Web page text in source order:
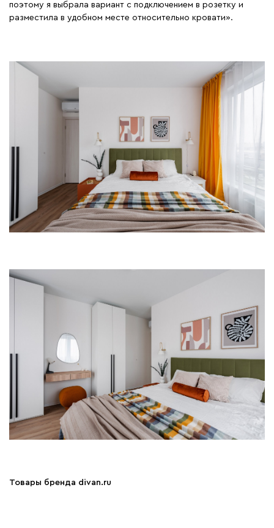
поэтому я выбрала вариант с подключением в розетку и
разместила в удобном месте относительно кровати».
Товары бренда divan.ru